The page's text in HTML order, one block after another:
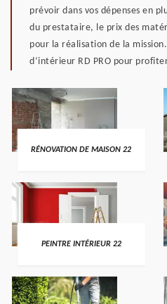
prévoir dans vos dépenses en
du prestataire, le prix des
pour la réalisation de la
d’intérieur RD PRO pour
RÉNOVATION DE MAISON 22
PEINTRE INTÉRIEUR 22